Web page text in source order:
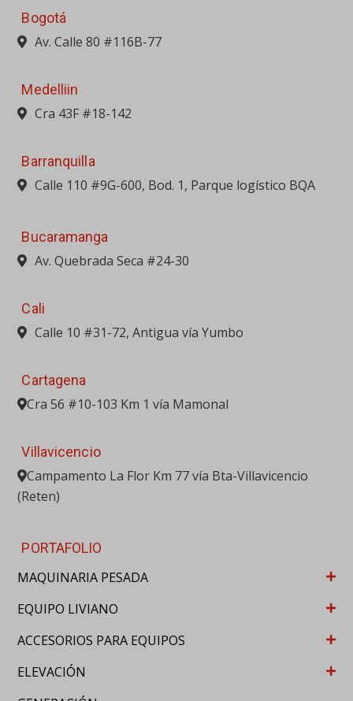
Bogotá
Av. Calle 80 #116B-77
Medelliin
Cra 43F #18-142
Barranquilla
Calle 110 #9G-600, Bod. 1, Parque logístico BQA
Bucaramanga
Av. Quebrada Seca #24-30
Cali
Calle 10 #31-72, Antigua vía Yumbo
Cartagena
Cra 56 #10-103 Km 1 vía Mamonal
Villavicencio
Campamento La Flor Km 77 vía Bta-Villavicencio
(Reten)
PORTAFOLIO
MAQUINARIA PESADA
EQUIPO LIVIANO
ACCESORIOS PARA EQUIPOS
ELEVACIÓN